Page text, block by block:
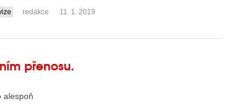
redakce 11. 1. 2019
přenosu.
alespoň